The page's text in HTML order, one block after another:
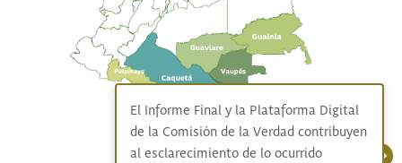
El Informe Final y la Plataforma Digital
de la Comisión de la Verdad contribuyen
al esclarecimiento de lo ocurrido